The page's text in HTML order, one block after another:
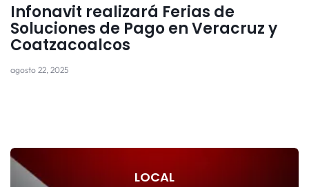
Infonavit realizará Ferias de
Soluciones de Pago en Veracruz y
Coatzacoalcos
agosto 22, 2025
LOCAL